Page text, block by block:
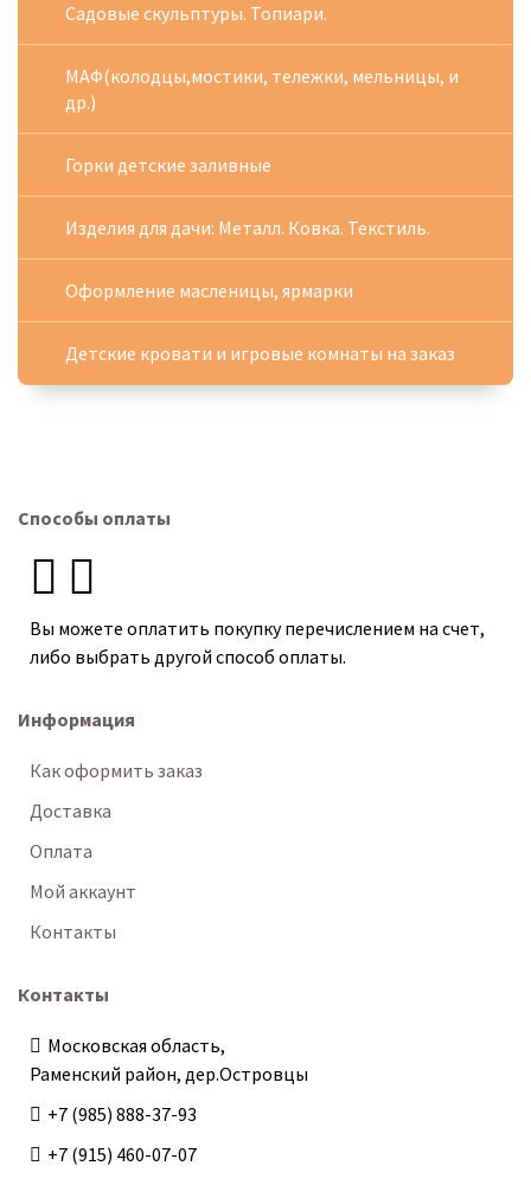
Садовые скульптуры. Топиари.
МАФ(колодцы,мостики, тележки, мельницы, и
др.)
Горки детские заливные
Изделия для дачи: Металл. Ковка. Текстиль.
Оформление масленицы, ярмарки
Детские кровати и игровые комнаты на заказ
Способы оплаты
Вы можете оплатить покупку перечислением на счет,
либо выбрать другой способ оплаты.
Информация
Как оформить заказ
Доставка
Оплата
Мой аккаунт
Контакты
Контакты
Московская область,
Раменский район, дер.Островцы
+7 (985) 888-37-93
+7 (915) 460-07-07